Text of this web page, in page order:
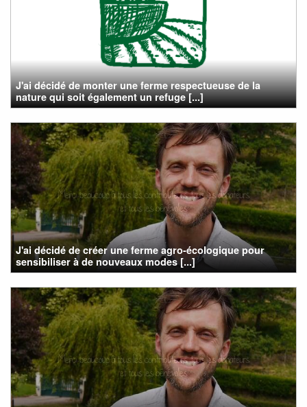
J'ai décidé de monter une ferme respectueuse de la
nature qui soit également un refuge [...]
J'ai décidé de créer une ferme agro-écologique pour
sensibiliser à de nouveaux modes [...]